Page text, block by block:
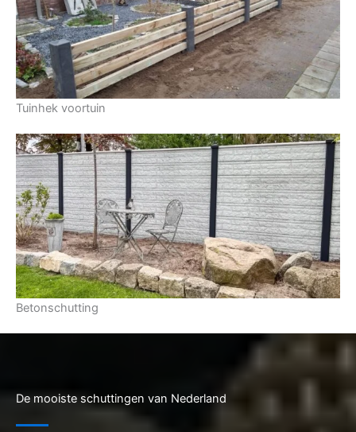
Tuinhek voortuin
Betonschutting
De mooiste schuttingen van Nederland